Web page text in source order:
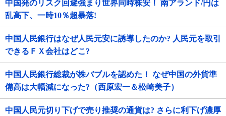
中国発のリスク回避強まり世界同時株安！ 南アランド/円は
乱高下、一時10％超暴落!
中国人民銀行はなぜ人民元安に誘導したのか? 人民元を取引
できるＦＸ会社はどこ?
中国人民銀行総裁が株バブルを認めた！ なぜ中国の外貨準
備高は大幅減になった?（西原宏一＆松崎美子）
中国人民元切り下げで売り推奨の通貨は? さらに利下げ濃厚